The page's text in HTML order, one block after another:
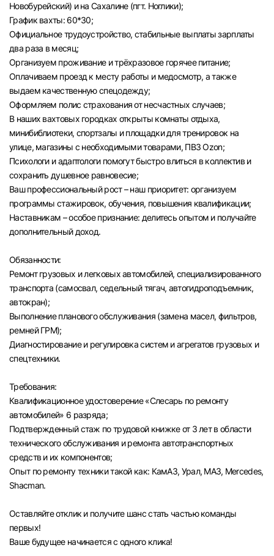
Новобурейский) и на Сахалине (пгт. Ноглики);
График вахты: 60*30;
Официальное трудоустройство, стабильные выплаты зарплаты
два раза в месяц;
Организуем проживание и трёхразовое горячее питание;
Оплачиваем проезд к месту работы и медосмотр, а также
выдаем качественную спецодежду;
Оформляем полис страхования от несчастных случаев;
В наших вахтовых городках открыты комнаты отдыха,
минибиблиотеки, спортзалы и площадки для тренировок на
улице, магазины с необходимыми товарами, ПВЗ Ozon;
Психологи и адаптологи помогут быстро влиться в коллектив и
сохранить душевное равновесие;
Ваш профессиональный рост – наш приоритет: организуем
программы стажировок, обучения, повышения квалификации;
Наставникам – особое признание: делитесь опытом и получайте
дополнительный доход.
Обязанности:
Ремонт грузовых и легковых автомобилей, специализированного
транспорта (самосвал, седельный тягач, автогидроподъемник,
автокран);
Выполнение планового обслуживания (замена масел, фильтров,
ремней ГРМ);
Диагностирование и регулировка систем и агрегатов грузовых и
спецтехники.
Требования:
Квалификационное удостоверение «Слесарь по ремонту
автомобилей» 6 разряда;
Подтвержденный стаж по трудовой книжке от 3 лет в области
технического обслуживания и ремонта автотранспортных
средств и их компонентов;
Опыт по ремонту техники такой как: КамАЗ, Урал, МАЗ, Mercedes,
Shacman.
Оставляйте отклик и получите шанс стать частью команды
первых!
Ваше будущее начинается с одного клика!